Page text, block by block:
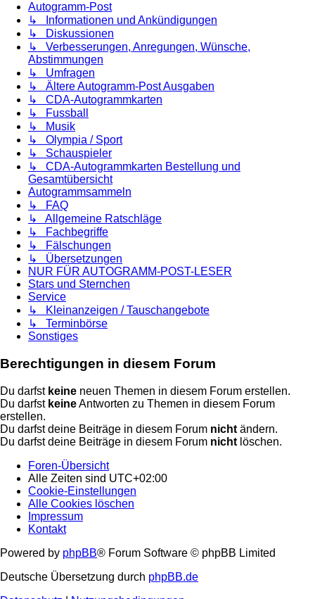
Autogramm-Post
↳ Informationen und Ankündigungen
↳ Diskussionen
↳ Verbesserungen, Anregungen, Wünsche,
Abstimmungen
↳ Umfragen
↳ Ältere Autogramm-Post Ausgaben
↳ CDA-Autogrammkarten
↳ Fussball
↳ Musik
↳ Olympia / Sport
↳ Schauspieler
↳ CDA-Autogrammkarten Bestellung und
Gesamtübersicht
Autogrammsammeln
↳ FAQ
↳ Allgemeine Ratschläge
↳ Fachbegriffe
↳ Fälschungen
↳ Übersetzungen
NUR FÜR AUTOGRAMM-POST-LESER
Stars und Sternchen
Service
↳ Kleinanzeigen / Tauschangebote
↳ Terminbörse
Sonstiges
Berechtigungen in diesem Forum
Du darfst keine neuen Themen in diesem Forum erstellen.
Du darfst keineAntworten zu Themen in diesem Forum
erstellen.
Du darfst deine Beiträge in diesem Forum nicht ändern.
Du darfst deine Beiträge in diesem Forum nicht löschen.
Foren-Übersicht
Alle Zeiten sind UTC+02:00
Cookie-Einstellungen
Alle Cookies löschen
Impressum
Kontakt
Powered by phpBB® Forum Software © phpBB Limited
Deutsche Übersetzung durch phpBB.de